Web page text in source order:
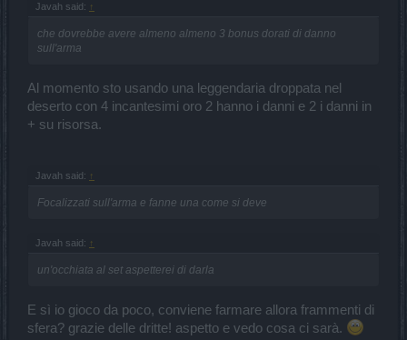
Javah said: ↑
che dovrebbe avere almeno almeno 3 bonus dorati di danno
sull'arma
Al momento sto usando una leggendaria droppata nel
deserto con 4 incantesimi oro 2 hanno i danni e 2 i danni in
+ su risorsa.
Javah said: ↑
Focalizzati sull'arma e fanne una come si deve
Javah said: ↑
un'occhiata al set aspetterei di darla
E sì io gioco da poco, conviene farmare allora frammenti di
sfera? grazie delle dritte! aspetto e vedo cosa ci sarà.